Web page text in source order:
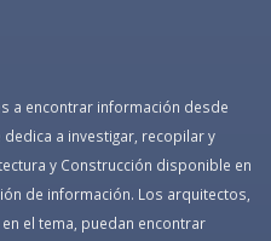
a encontrar información desde
a investigar, recopilar y
y Construcción disponible en
de información. Los arquitectos,
el tema, puedan encontrar